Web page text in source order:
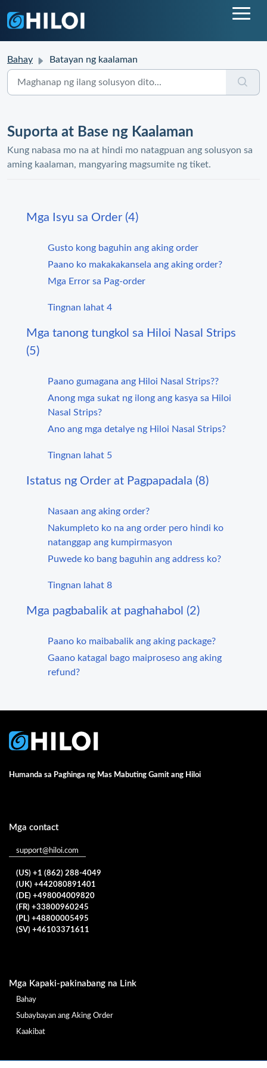
Bahay Batayan ng kaalaman
Suporta at Base ng Kaalaman
Kung nabasa mo na at hindi mo natagpuan ang solusyon sa
aming kaalaman, mangyaring magsumite ng tiket.
Mga Isyu sa Order (4)
Gusto kong baguhin ang aking order
Paano ko makakakansela ang aking order?
Mga Error sa Pag-order
Tingnan lahat 4
Mga tanong tungkol sa Hiloi Nasal Strips
(5)
Paano gumagana ang Hiloi Nasal Strips??
Anong mga sukat ng ilong ang kasya sa Hiloi
Nasal Strips?
Ano ang mga detalye ng Hiloi Nasal Strips?
Tingnan lahat 5
Istatus ng Order at Pagpapadala (8)
Nasaan ang aking order?
Nakumpleto ko na ang order pero hindi ko
natanggap ang kumpirmasyon
Puwede ko bang baguhin ang address ko?
Tingnan lahat 8
Mga pagbabalik at paghahabol (2)
Paano ko maibabalik ang aking package?
Gaano katagal bago maiproseso ang aking
refund?
Humanda sa Paghinga ng Mas Mabuting Gamit ang Hiloi
Mga contact
support@hiloi.com
(US) +1 (862) 288-4049
(UK) +442080891401
(DE) +498004009820
(FR) +33800960245
(PL) +48800005495
(SV) +46103371611
Mga Kapaki-pakinabang na Link
Bahay
Subaybayan ang Aking Order
Kaakibat